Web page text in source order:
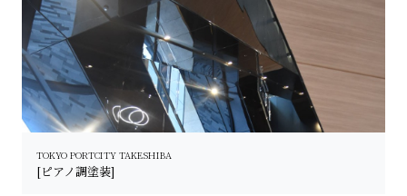
TOKYO PORTCITY TAKESHIBA
[ピアノ調塗装]